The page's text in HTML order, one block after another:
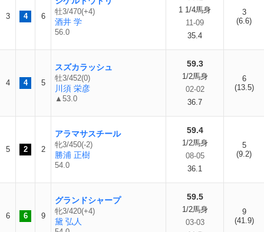
3 4 6
牡3/470(+4)
酒井 学
56.0
1 1/4馬身
11-09
35.4
3
(6.6)
4 4 5
スズカラッシュ
牡3/452(0)
川須 栄彦
▲53.0
59.3
1/2馬身
02-02
36.7
6
(13.5)
5 2 2
アラマサスチール
牝3/450(-2)
勝浦 正樹
54.0
59.4
1/2馬身
08-05
36.1
5
(9.2)
6 6 9
グランドシャープ
牝3/420(+4)
黛 弘人
59.5
1/2馬身
03-03
9
(41.9)